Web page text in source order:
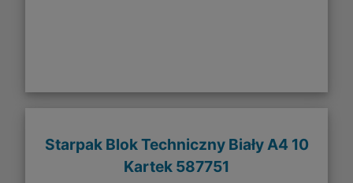
Starpak Blok Techniczny Biały A4 10
Kartek 587751